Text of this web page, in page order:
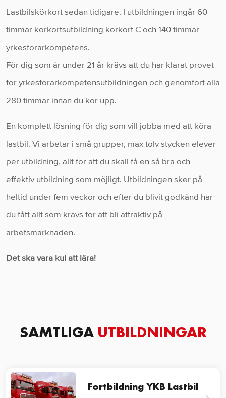
Lastbilskörkort sedan tidigare. I utbildningen ingår 60
timmar körkortsutbildning körkort C och 140 timmar
yrkesförarkompetens.
För dig som är under 21 år krävs att du har klarat provet
för yrkesförarkompetensutbildningen och genomfört alla
280 timmar innan du kör upp.
En komplett lösning för dig som vill jobba med att köra
lastbil. Vi arbetar i små grupper, max tolv stycken elever
per utbildning, allt för att du skall få en så bra och
effektiv utbildning som möjligt. Utbildningen sker på
heltid under fem veckor och efter du blivit godkänd har
du fått allt som krävs för att bli attraktiv på
arbetsmarknaden.
Det ska vara kul att lära!
SAMTLIGA UTBILDNINGAR
Fortbildning YKB Lastbil